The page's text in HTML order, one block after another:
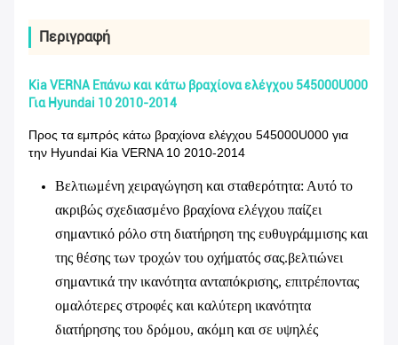
Περιγραφή
Kia VERNA Επάνω και κάτω βραχίονα ελέγχου 545000U000
Για Hyundai 10 2010-2014
Προς τα εμπρός κάτω βραχίονα ελέγχου 545000U000 για
την Hyundai Kia VERNA 10 2010-2014
Βελτιωμένη χειραγώγηση και σταθερότητα: Αυτό το
ακριβώς σχεδιασμένο βραχίονα ελέγχου παίζει
σημαντικό ρόλο στη διατήρηση της ευθυγράμμισης και
της θέσης των τροχών του οχήματός σας.βελτιώνει
σημαντικά την ικανότητα ανταπόκρισης, επιτρέποντας
ομαλότερες στροφές και καλύτερη ικανότητα
διατήρησης του δρόμου, ακόμη και σε υψηλές